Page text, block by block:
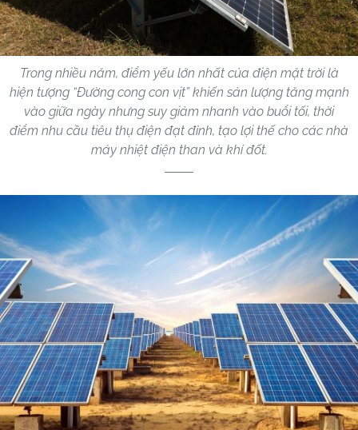
Trong nhiều năm, điểm yếu lớn nhất của điện mặt trời là
hiện tượng “Đường cong con vịt” khiến sản lượng tăng mạnh
vào giữa ngày nhưng suy giảm nhanh vào buổi tối, thời
điểm nhu cầu tiêu thụ điện đạt đỉnh, tạo lợi thế cho các nhà
máy nhiệt điện than và khí đốt.